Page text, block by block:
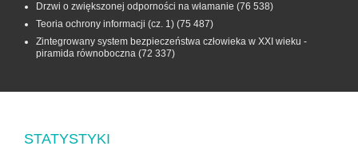
Drzwi o zwiększonej odporności na włamanie (76 538)
Teoria ochrony informacji (cz. 1) (75 487)
Zintegrowany system bezpieczeństwa człowieka w XXI wieku -
piramida równoboczna (72 337)
STATYSTYKI